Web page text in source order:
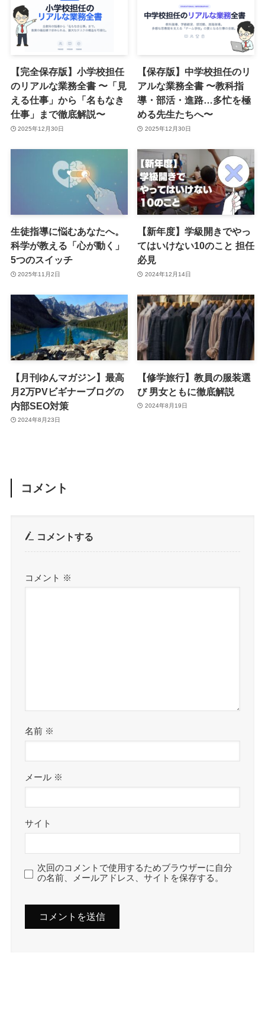
【完全保存版】小学校担任
のリアルな業務全書 〜「見
える仕事」から「名もなき
仕事」まで徹底解説〜
2025年12月30日
【保存版】中学校担任のリ
アルな業務全書 〜教科指
導・部活・進路…多忙を極
める先生たちへ〜
2025年12月30日
生徒指導に悩むあなたへ。
科学が教える「心が動く」
5つのスイッチ
2025年11月2日
【新年度】学級開きでやっ
てはいけない10のこと 担任
必見
2024年12月14日
【月刊ゆんマガジン】最高
月2万PVビギナーブログの
内部SEO対策
2024年8月23日
【修学旅行】教員の服装選
び 男女ともに徹底解説
2024年8月19日
コメント
コメントする
コメント ※
名前 ※
メール ※
サイト
次回のコメントで使用するためブラウザーに自分
の名前、メールアドレス、サイトを保存する。